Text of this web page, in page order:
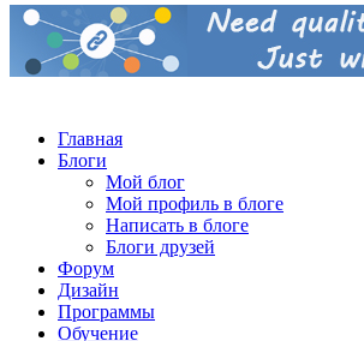
Главная
Блоги
Мой блог
Мой профиль в блоге
Написать в блоге
Блоги друзей
Форум
Дизайн
Программы
Обучение